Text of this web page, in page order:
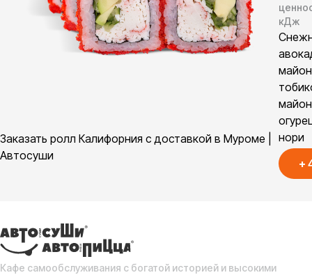
Заказать ролл Калифорния с доставкой в Муроме |
Автосуши
кДж
нори
+
Кафе самообслуживания с богатой историей и высокими